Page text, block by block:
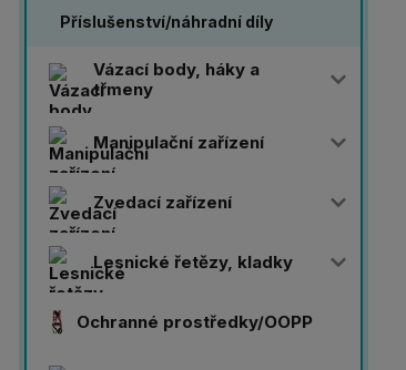
Příslušenství/náhradní díly
Vázací body, háky a
třmeny
Manipulační zařízení
Zvedací zařízení
Lesnické řetězy, kladky
Ochranné prostředky/OOPP